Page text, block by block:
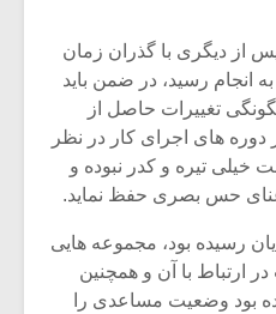
از دیگری با گذران زمان
انجام رسید، در ضمن باید
تغییرات حاصل از
های اجرای کار در نظر
خیلی تیره و کدر نبوده و
حس بصری حفظ نماید.
رسیده بود، مجموعه هایی
ارتباط با آن و همچنین
بود وضعیت مساعدی را